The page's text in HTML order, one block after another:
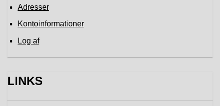
Adresser
Kontoinformationer
Log af
LINKS